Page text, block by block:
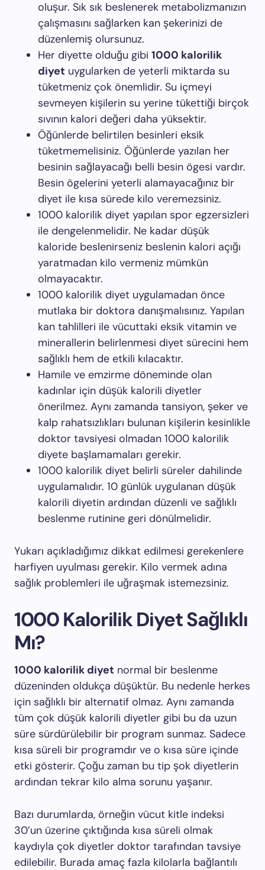
oluşur. Sık sık beslenerek metabolizmanızın
çalışmasını sağlarken kan şekerinizi de
düzenlemiş olursunuz.
Her diyette olduğu gibi 1000 kalorilik
diyet uygularken de yeterli miktarda su
tüketmeniz çok önemlidir. Su içmeyi
sevmeyen kişilerin su yerine tükettiği birçok
sıvının kalori değeri daha yüksektir.
Öğünlerde belirtilen besinleri eksik
tüketmemelisiniz. Öğünlerde yazılan her
besinin sağlayacağı belli besin ögesi vardır.
Besin ögelerini yeterli alamayacağınız bir
diyet ile kısa sürede kilo veremezsiniz.
1000 kalorilik diyet yapılan spor egzersizleri
ile dengelenmelidir. Ne kadar düşük
kaloride beslenirseniz beslenin kalori açığı
yaratmadan kilo vermeniz mümkün
olmayacaktır.
1000 kalorilik diyet uygulamadan önce
mutlaka bir doktora danışmalısınız. Yapılan
kan tahlilleri ile vücuttaki eksik vitamin ve
minerallerin belirlenmesi diyet sürecini hem
sağlıklı hem de etkili kılacaktır.
Hamile ve emzirme döneminde olan
kadınlar için düşük kalorili diyetler
önerilmez. Aynı zamanda tansiyon, şeker ve
kalp rahatsızlıkları bulunan kişilerin kesinlikle
doktor tavsiyesi olmadan 1000 kalorilik
diyete başlamamaları gerekir.
1000 kalorilik diyet belirli süreler dahilinde
uygulamalıdır. 10 günlük uygulanan düşük
kalorili diyetin ardından düzenli ve sağlıklı
beslenme rutinine geri dönülmelidir.
Yukarı açıkladığımız dikkat edilmesi gerekenlere
harfiyen uyulması gerekir. Kilo vermek adına
sağlık problemleri ile uğraşmak istemezsiniz.
1000 Kalorilik Diyet Sağlıklı
Mı?
1000 kalorilik diyet normal bir beslenme
düzeninden oldukça düşüktür. Bu nedenle herkes
için sağlıklı bir alternatif olmaz. Aynı zamanda
tüm çok düşük kalorili diyetler gibi bu da uzun
süre sürdürülebilir bir program sunmaz. Sadece
kısa süreli bir programdır ve o kısa süre içinde
etki gösterir. Çoğu zaman bu tip şok diyetlerin
ardından tekrar kilo alma sorunu yaşanır.
Bazı durumlarda, örneğin vücut kitle indeksi
30’un üzerine çıktığında kısa süreli olmak
kaydıyla çok diyetler doktor tarafından tavsiye
edilebilir. Burada amaç fazla kilolarla bağlantılı